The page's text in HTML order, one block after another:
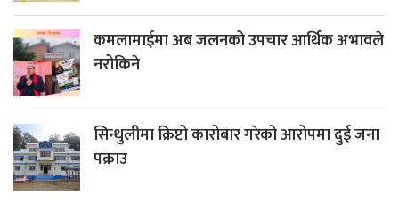
कमलामाईमा अब जलनको उपचार आर्थिक अभावले
नरोकिने
सिन्धुलीमा क्रिप्टो कारोबार गरेको आरोपमा दुई जना
पक्राउ